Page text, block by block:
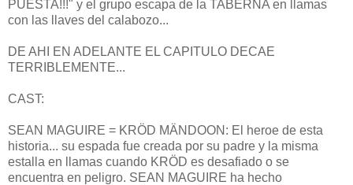
PUESTA!!!" y el grupo escapa de la TABERNA en llamas
con las llaves del calabozo...
DE AHI EN ADELANTE EL CAPITULO DECAE
TERRIBLEMENTE...
CAST:
SEAN MAGUIRE = KRÖD MÄNDOON: El heroe de esta
historia... su espada fue creada por su padre y la misma
estalla en llamas cuando KRÖD es desafiado o se
encuentra en peligro. SEAN MAGUIRE ha hecho